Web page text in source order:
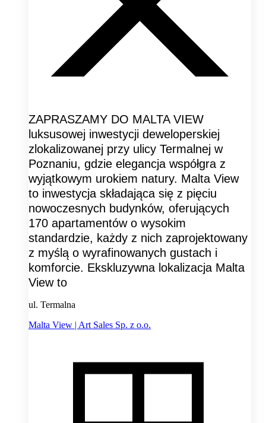
ZAPRASZAMY DO MALTA VIEW
luksusowej inwestycji deweloperskiej
zlokalizowanej przy ulicy Termalnej w
Poznaniu, gdzie elegancja współgra z
wyjątkowym urokiem natury. Malta View
to inwestycja składająca się z pięciu
nowoczesnych budynków, oferujących
170 apartamentów o wysokim
standardzie, każdy z nich zaprojektowany
z myślą o wyrafinowanych gustach i
komforcie. Ekskluzywna lokalizacja Malta
View to
ul. Termalna
Malta View | Art Sales Sp. z o.o.